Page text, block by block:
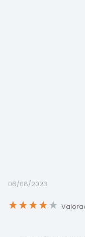
06/08/2023
★★★★★